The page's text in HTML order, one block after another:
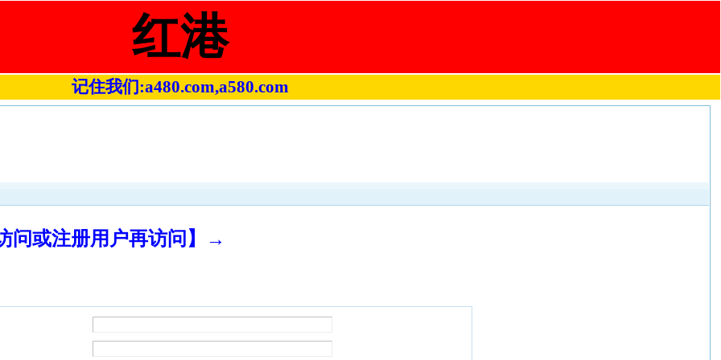
红港
记住我们:a480.com,a580.com
问或注册用户再访问】→